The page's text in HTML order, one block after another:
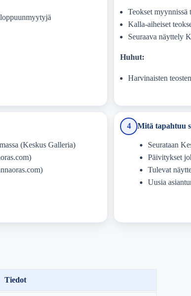
Teokset myynnissä
Kalla-aiheiset
Seuraava näyttely
Huhut:
Harvinaisten
(Keskus Galleria)
4 Mitä tapahtuu
Seurataan
Päivitykset
Tulevat
Uusia
Tiedot